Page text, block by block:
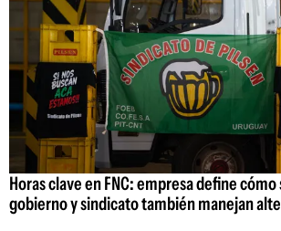
Horas clave en FNC: empresa define
gobierno y sindicato también manejan